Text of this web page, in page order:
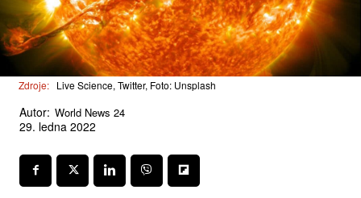
Zdroje: Live Science, Twitter, Foto: Unsplash
Autor: World News 24
29. ledna 2022